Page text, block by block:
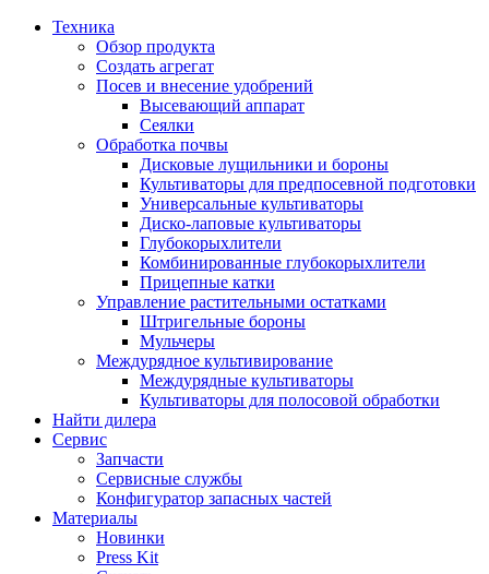
Техника
Обзор продукта
Создать агрегат
Посев и внесение удобрений
Высевающий аппарат
Сеялки
Oбработка почвы
Дисковые лущильники и бороны
Культиваторы для предпосевной подготовки
Универсальные культиваторы
Диско-лаповые культиваторы
Глубокорыхлители
Комбинированные глубокорыхлители
Прицепные катки
Управление растительными остатками
Штригельные бороны
Мульчеры
Междурядное культивирование
Междурядные культиваторы
Культиваторы для полосовой обработки
Найти дилера
Сервис
Запчасти
Сервисные службы
Конфигуратор запасных частей
Материалы
Новинки
Press Kit